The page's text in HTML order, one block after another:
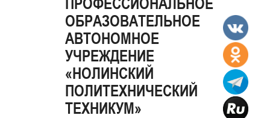
ОБРАЗОВАТЕЛЬНОЕ
АВТОНОМНОЕ
УЧРЕЖДЕНИЕ
«НОЛИНСКИЙ
ПОЛИТЕХНИЧЕСКИЙ
ТЕХНИКУМ»